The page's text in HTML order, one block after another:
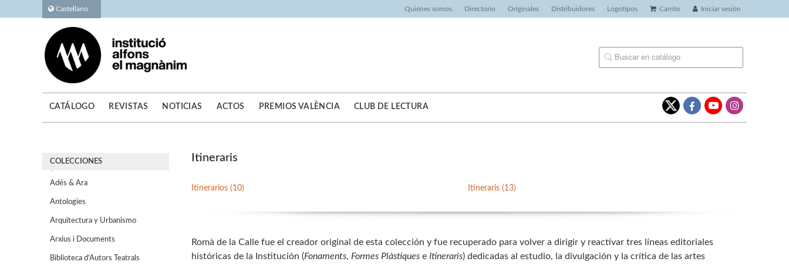
Castellano Quiénes somos Directorio Originales Distribuidores Logotipos Carrito Iniciar sesión
CATÁLOGO REVISTAS NOTICIAS ACTOS PREMIOS VALÈNCIA CLUB DE LECTURA
COLECCIONES
Adés & Ara
Antologies
Arquitectura y Urbanismo
Arxius i Documents
Biblioteca d'Autors Teatrals
Itineraris
Itinerarios (10) Itineraris (13)
Romà de la Calle fue el creador original de esta colección y fue recuperado para volver a dirigir y reactivar tres líneas editoriales
históricas de la Institución (Fonaments, Formes Plàstiquese Itineraris) dedicadas al estudio, la divulgación y la crítica de las artes